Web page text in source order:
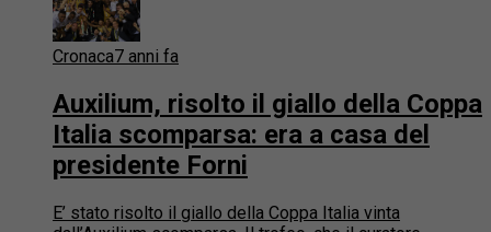
Cronaca7 anni fa
Auxilium, risolto il giallo della Coppa
Italia scomparsa: era a casa del
presidente Forni
E’ stato risolto il giallo della Coppa Italia vinta